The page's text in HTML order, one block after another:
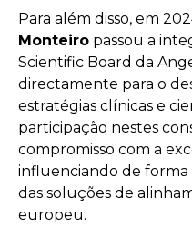
Para além disso, em
Monteiro passou a
Scientific Board da
directamente para o
estratégias clínicas e
participação nestes
compromisso com a
influenciando de forma
das soluções de
europeu.